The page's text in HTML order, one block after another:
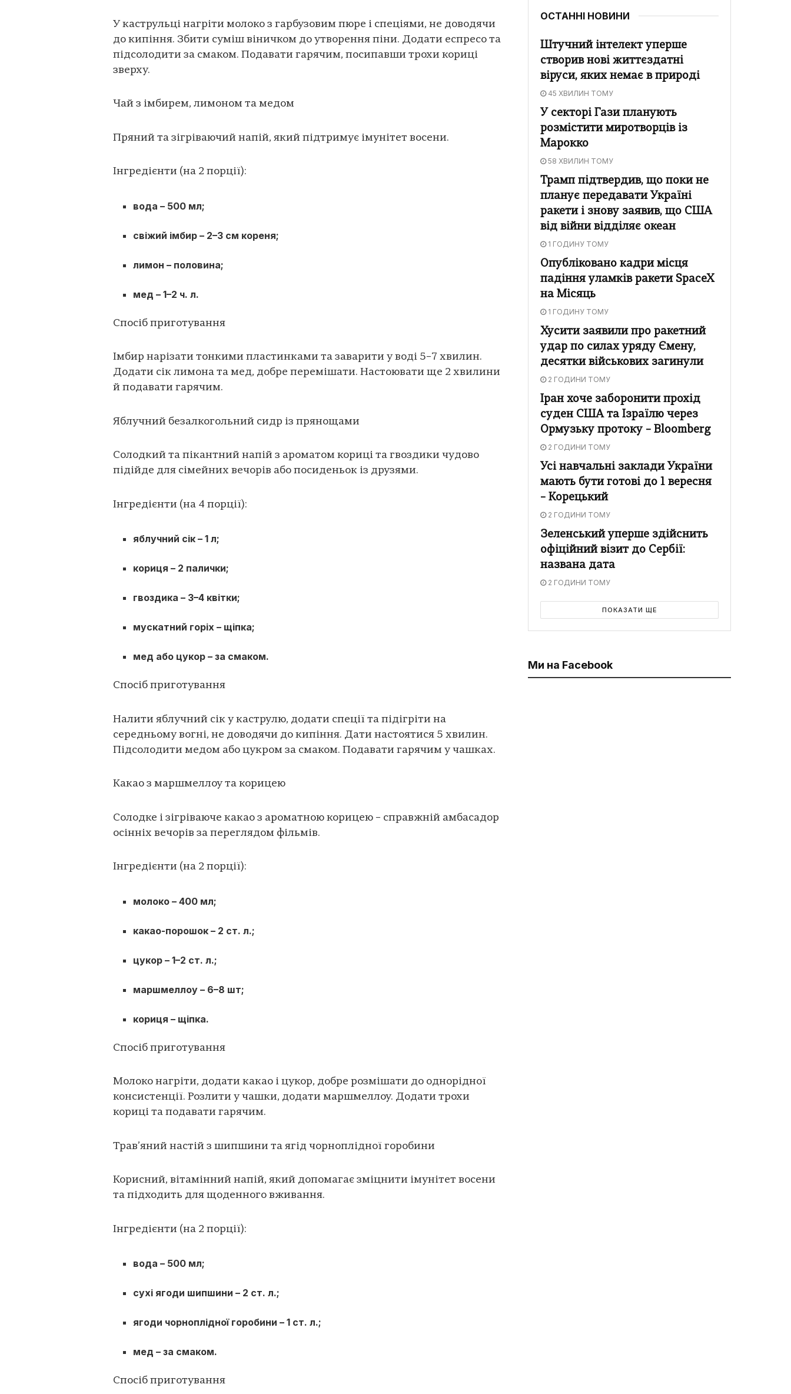
У каструльці нагріти молоко з гарбузовим пюре і спеціями, не доводячи
до кипіння. Збити суміш віничком до утворення піни. Додати еспресо та
підсолодити за смаком. Подавати гарячим, посипавши трохи кориці
зверху.
Чай з імбирем, лимоном та медом
Пряний та зігріваючий напій, який підтримує імунітет восени.
Інгредієнти (на 2 порції):
вода – 500 мл;
свіжий імбир – 2–3 см кореня;
лимон – половина;
мед – 1–2 ч. л.
Спосіб приготування
Імбир нарізати тонкими пластинками та заварити у воді 5–7 хвилин.
Додати сік лимона та мед, добре перемішати. Настоювати ще 2 хвилини
й подавати гарячим.
Яблучний безалкогольний сидр із прянощами
Солодкий та пікантний напій з ароматом кориці та гвоздики чудово
підійде для сімейних вечорів або посиденьок із друзями.
Інгредієнти (на 4 порції):
яблучний сік – 1 л;
кориця – 2 палички;
гвоздика – 3–4 квітки;
мускатний горіх – щіпка;
мед або цукор – за смаком.
Спосіб приготування
Налити яблучний сік у каструлю, додати спеції та підігріти на
середньому вогні, не доводячи до кипіння. Дати настоятися 5 хвилин.
Підсолодити медом або цукром за смаком. Подавати гарячим у чашках.
Какао з маршмеллоу та корицею
Солодке і зігріваюче какао з ароматною корицею – справжній амбасадор
осінніх вечорів за переглядом фільмів.
Інгредієнти (на 2 порції):
молоко – 400 мл;
какао-порошок – 2 ст. л.;
цукор – 1–2 ст. л.;
маршмеллоу – 6–8 шт;
кориця – щіпка.
Спосіб приготування
Молоко нагріти, додати какао і цукор, добре розмішати до однорідної
консистенції. Розлити у чашки, додати маршмеллоу. Додати трохи
кориці та подавати гарячим.
Трав’яний настій з шипшини та ягід чорноплідної горобини
Корисний, вітамінний напій, який допомагає зміцнити імунітет восени
та підходить для щоденного вживання.
Інгредієнти (на 2 порції):
вода – 500 мл;
сухі ягоди шипшини – 2 ст. л.;
ягоди чорноплідної горобини – 1 ст. л.;
мед – за смаком.
Спосіб приготування
ОСТАННІ НОВИНИ
Штучний інтелект уперше
створив нові життєздатні
віруси, яких немає в природі
45 ХВИЛИН ТОМУ
У секторі Гази планують
розмістити миротворців із
Марокко
58 ХВИЛИН ТОМУ
Трамп підтвердив, що поки не
планує передавати Україні
ракети і знову заявив, що США
від війни відділяє океан
1 ГОДИНУ ТОМУ
Опубліковано кадри місця
падіння уламків ракети SpaceX
на Місяць
1 ГОДИНУ ТОМУ
Хусити заявили про ракетний
удар по силах уряду Ємену,
десятки військових загинули
2 ГОДИНИ ТОМУ
Іран хоче заборонити прохід
суден США та Ізраїлю через
Ормузьку протоку – Bloomberg
2 ГОДИНИ ТОМУ
Усі навчальні заклади України
мають бути готові до 1 вересня
– Корецький
2 ГОДИНИ ТОМУ
Зеленський уперше здійснить
офіційний візит до Сербії:
названа дата
2 ГОДИНИ ТОМУ
ПОКАЗАТИ ЩЕ
Ми на Facebook